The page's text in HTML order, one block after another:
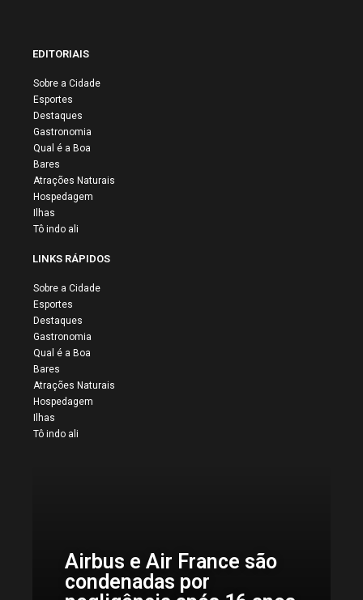
EDITORIAIS
Sobre a Cidade
Esportes
Destaques
Gastronomia
Qual é a Boa
Bares
Atrações Naturais
Hospedagem
Ilhas
Tô indo ali
LINKS RÁPIDOS
Sobre a Cidade
Esportes
Destaques
Gastronomia
Qual é a Boa
Bares
Atrações Naturais
Hospedagem
Ilhas
Tô indo ali
Airbus e Air France são
condenadas por